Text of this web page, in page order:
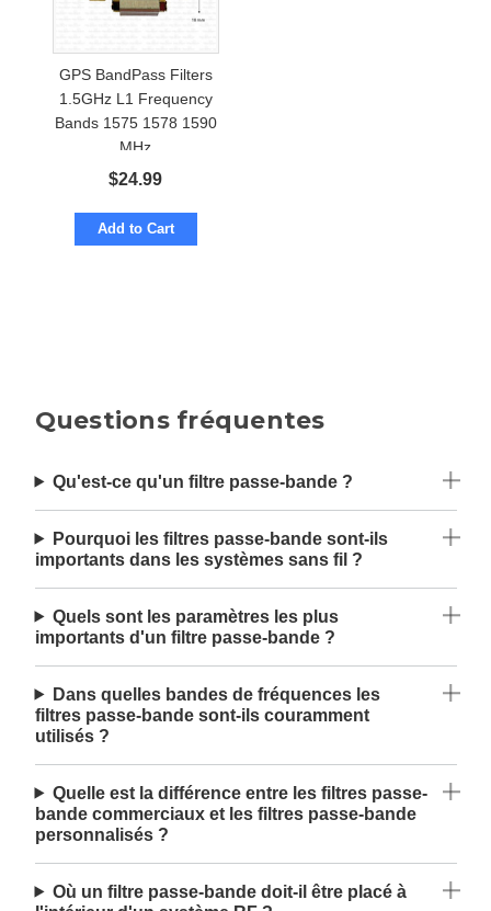
GPS BandPass Filters
1.5GHz L1 Frequency
Bands 1575 1578 1590
MHz
$24.99
Add to Cart
Questions fréquentes
Qu'est-ce qu'un filtre passe-bande ?
Pourquoi les filtres passe-bande sont-ils
importants dans les systèmes sans fil ?
Quels sont les paramètres les plus
importants d'un filtre passe-bande ?
Dans quelles bandes de fréquences les
filtres passe-bande sont-ils couramment
utilisés ?
Quelle est la différence entre les filtres passe-
bande commerciaux et les filtres passe-bande
personnalisés ?
Où un filtre passe-bande doit-il être placé à